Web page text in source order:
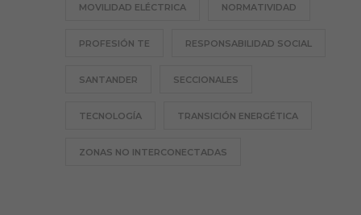
MOVILIDAD ELÉCTRICA NORMATIVIDAD
PROFESIÓN TE RESPONSABILIDAD SOCIAL
SANTANDER SECCIONALES
TECNOLOGÍA TRANSICIÓN ENERGÉTICA
ZONAS NO INTERCONECTADAS